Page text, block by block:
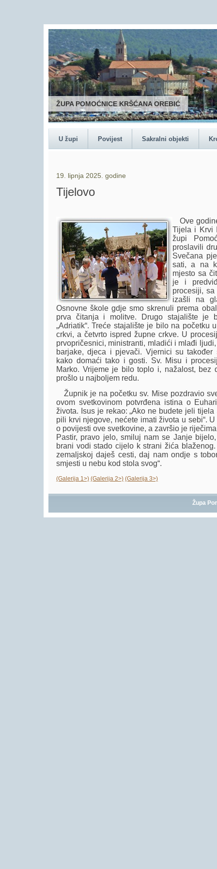
ŽUPA POMOĆNICE KRŠĆANA OREBIĆ
U župi Povijest Sakralni objekti
19. lipnja 2025. godine
Tijelovo
Ove
Tijela i Krvi
župi
proslavili
Svečana
sati, a na
mjesto sa
je i
procesiji,
izašli na
Osnovne škole gdje smo skrenuli prema
prva čitanja i molitve. Drugo stajalište je
„Adriatik“. Treće stajalište je bilo na početku
crkvi, a četvrto ispred župne crkve. U
prvopričesnici, ministranti, mladići i mlađi
barjake, djeca i pjevači. Vjernici su
kako domaći tako i gosti. Sv. Misu i
Marko. Vrijeme je bilo toplo i, nažalost, bez
prošlo u najboljem redu.
Župnik je na početku sv. Mise pozdravio
ovom svetkovinom potvrđena istina o
života. Isus je rekao: „Ako ne budete jeli
pili krvi njegove, nećete imati života u sebi“.
o povijesti ove svetkovine, a završio je
Pastir, pravo jelo, smiluj nam se Janje
brani vodi stado cijelo k strani žića
zemaljskoj daješ cesti, daj nam ondje s
smjesti u nebu kod stola svog“.
(Galerija 1>) (Galerija 2>) (Galerija 3>)
Župa